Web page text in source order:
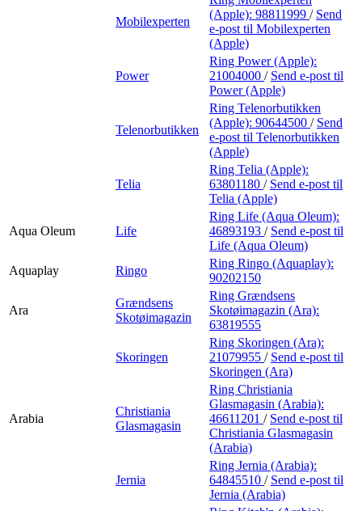
Mobilexperten
(Apple): 98811999 / Send
e-post til Mobilexperten
(Apple)
Power
Ring Power (Apple):
21004000 / Send e-post til
Power (Apple)
Telenorbutikken
Ring Telenorbutikken
(Apple): 90644500 / Send
e-post til Telenorbutikken
(Apple)
Telia
Ring Telia (Apple):
63801180 / Send e-post til
Telia (Apple)
Aqua Oleum Life
Ring Life (Aqua Oleum):
46893193 / Send e-post til
Life (Aqua Oleum)
Aquaplay
Ringo
Ring Ringo (Aquaplay):
90202150
Ara
Grændsens
Skotøimagazin
Ring Grændsens
Skotøimagazin (Ara):
63819555
Skoringen
Ring Skoringen (Ara):
21079955 / Send e-post til
Skoringen (Ara)
Arabia
Christiania
Glasmagasin
Ring Christiania
Glasmagasin (Arabia):
46611201 / Send e-post til
Christiania Glasmagasin
(Arabia)
Jernia
Ring Jernia (Arabia):
64845510 / Send e-post til
Jernia (Arabia)